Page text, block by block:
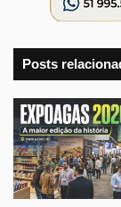
Posts